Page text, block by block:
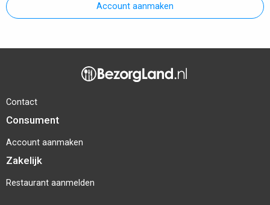
Account aanmaken
Contact
Consument
Account aanmaken
Zakelijk
Restaurant aanmelden